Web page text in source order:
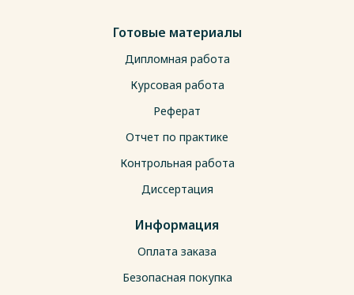
Готовые материалы
Дипломная работа
Курсовая работа
Реферат
Отчет по практике
Контрольная работа
Диссертация
Информация
Оплата заказа
Безопасная покупка